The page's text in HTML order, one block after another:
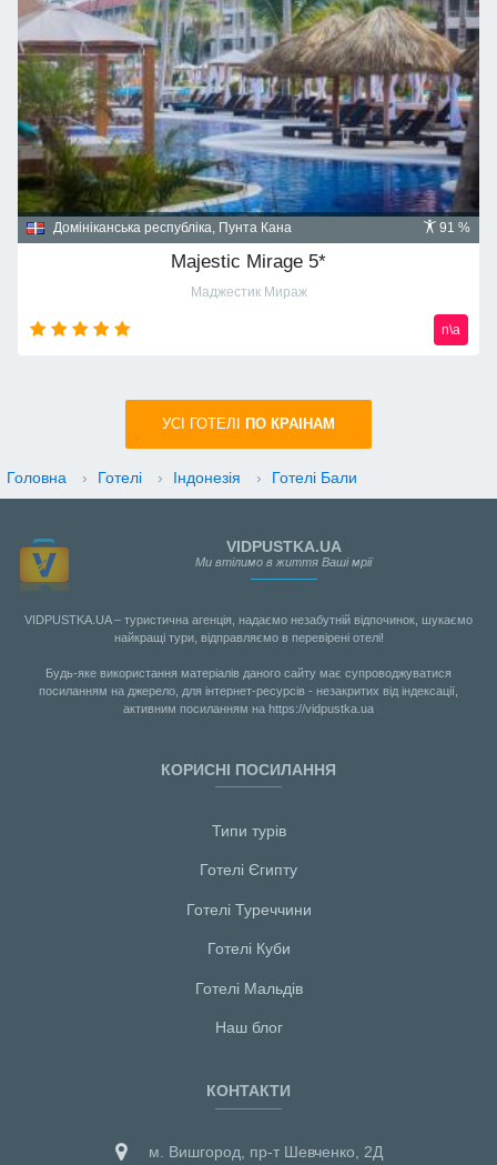
91 %
Домініканська республіка, Пунта Кана
Majestic Mirage 5*
Маджестик Мираж
n\a
УСI ГОТЕЛІ ПО КРАIНАМ
Головна › Готелі › Індонезія › Готелі Бали
VIDPUSTKA.UA
Ми втілимо в життя Ваші мрії
VIDPUSTKA.UA – туристична агенція, надаємо незабутній відпочинок, шукаємо
найкращі тури, відправляємо в перевірені отелі!
Будь-яке використання матеріалів даного сайту має супроводжуватися
посиланням на джерело, для інтернет-ресурсів - незакритих від індексації,
активним посиланням на https://vidpustka.ua
КОРИСНІ ПОСИЛАННЯ
Типи турів
Готелі Єгипту
Готелі Туреччини
Готелі Куби
Готелі Мальдiв
Наш блог
КОНТАКТИ
м. Вишгород, пр-т Шевченко, 2Д